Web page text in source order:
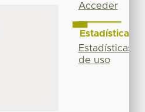
Acceder
Estadísticas
Estadísticas
de uso